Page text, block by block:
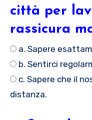
città per
rassicura
a. Sapere
b. Sentirci
c. Sapere che il
distanza.